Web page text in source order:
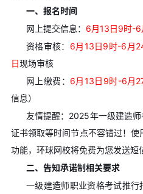
一、报名时间
网上提交信息： 6月13日9时-
资格审核： 6月13日9时-6月
日现场审核
网上缴费： 6月13日9时-6月
信息）
友情提醒：2025年一级建造师
证书领取等时间节点不容错过！使
功能，环球网校将免费为您发送短
二、告知承诺制相关要求
一级建造师职业资格考试推